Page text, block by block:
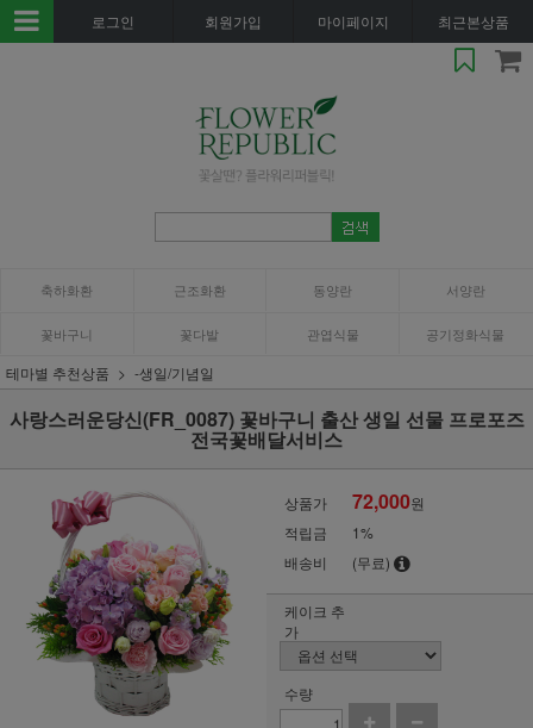
로그인 회원가입 마이페이지 최근본상품
축하화환 근조화환 동양란 서양란
꽃바구니 꽃다발 관엽식물 공기정화식물
테마별 추천상품 -생일/기념일
사랑스러운당신(FR_0087) 꽃바구니 출산 생일 선물 프로포즈
전국꽃배달서비스
상품가 72,000원
적립금
1%
배송비
(무료)
케이크 추
가
수량